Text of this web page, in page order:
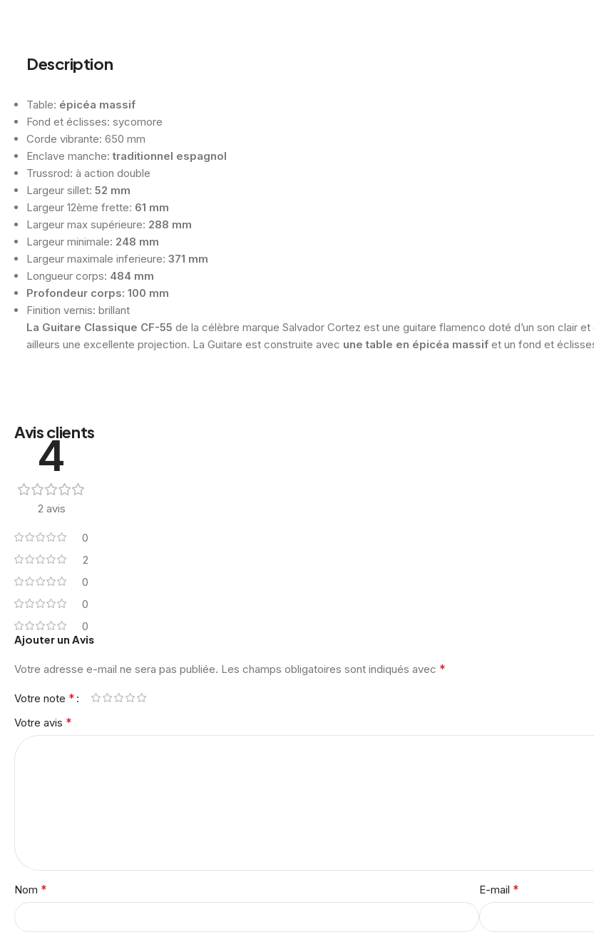
Description
Table: épicéa massif
Fond et éclisses: sycomore
Corde vibrante: 650 mm
Enclave manche: traditionnel espagnol
Trussrod: à action double
Largeur sillet: 52 mm
Largeur 12ème frette: 61 mm
Largeur max supérieure: 288 mm
Largeur minimale: 248 mm
Largeur maximale inferieure: 371 mm
Longueur corps: 484 mm
Profondeur corps: 100 mm
Finition vernis: brillant
La Guitare Classique CF-55 de la célèbre marque Salvador Cortez est une guitare flamenco doté d’un son clair
ailleurs une excellente projection. La Guitare est construite avec une table en épicéa massif et un fond et
Avis clients
4
2 avis
0
2
0
0
0
Ajouter un Avis
Votre adresse e-mail ne sera pas publiée. Les champs obligatoires sont indiqués avec *
Votre note *
Votre avis *
Nom * E-mail *